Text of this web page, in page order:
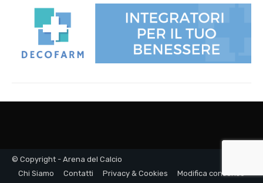
© Copyright - Arena del Calcio
Chi Siamo
Contatti Privacy & Cookies Modifica consenso